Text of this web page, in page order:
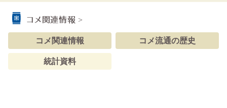
コメ関連情報
コメ関連情報 コメ流通の歴史
統計資料